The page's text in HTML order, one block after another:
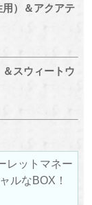
）＆アクアテ
スウィートウ
レットマネー
ルなBOX！